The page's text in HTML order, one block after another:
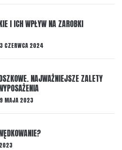
I ICH WPŁYW NA ZAROBKI
CZERWCA 2024
NAJWAŻNIEJSZE ZALETY
MAJA 2023